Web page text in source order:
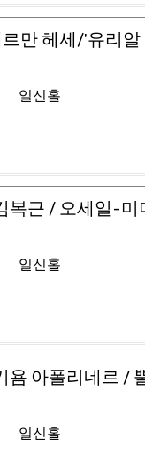
르만 헤세/'유리
일신홀
복근 / 오세일-
일신홀
욤 아폴리네르 /
일신홀